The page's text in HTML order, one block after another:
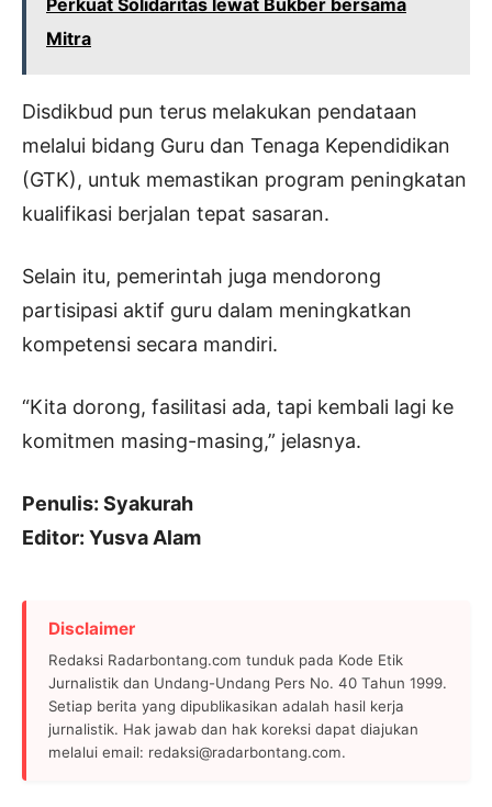
Perkuat Solidaritas lewat Bukber bersama
Mitra
Disdikbud pun terus melakukan pendataan
melalui bidang Guru dan Tenaga Kependidikan
(GTK), untuk memastikan program peningkatan
kualifikasi berjalan tepat sasaran.
Selain itu, pemerintah juga mendorong
partisipasi aktif guru dalam meningkatkan
kompetensi secara mandiri.
“Kita dorong, fasilitasi ada, tapi kembali lagi ke
komitmen masing-masing,” jelasnya.
Penulis: Syakurah
Editor: Yusva Alam
Disclaimer
Redaksi Radarbontang.com tunduk pada Kode Etik
Jurnalistik dan Undang-Undang Pers No. 40 Tahun 1999.
Setiap berita yang dipublikasikan adalah hasil kerja
jurnalistik. Hak jawab dan hak koreksi dapat diajukan
melalui email: redaksi@radarbontang.com.